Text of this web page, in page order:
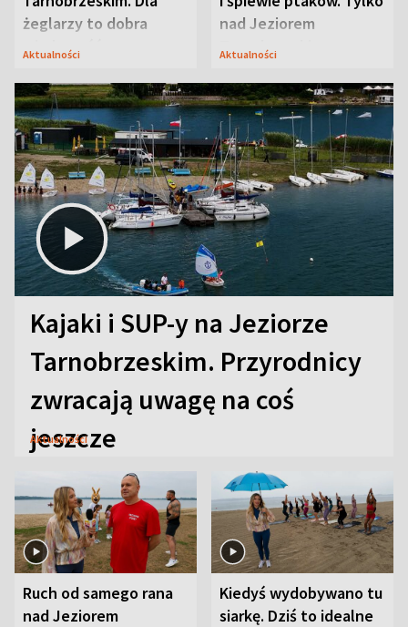
żeglarzy to dobra
wiadomość
Aktualności
nad Jeziorem
Tarnobrzeskim
Aktualności
Kajaki i SUP-y na Jeziorze
Tarnobrzeskim. Przyrodnicy
zwracają uwagę na coś
jeszcze
Aktualności
Ruch od samego rana
nad Jeziorem
Kiedyś wydobywano tu
siarkę. Dziś to idealne